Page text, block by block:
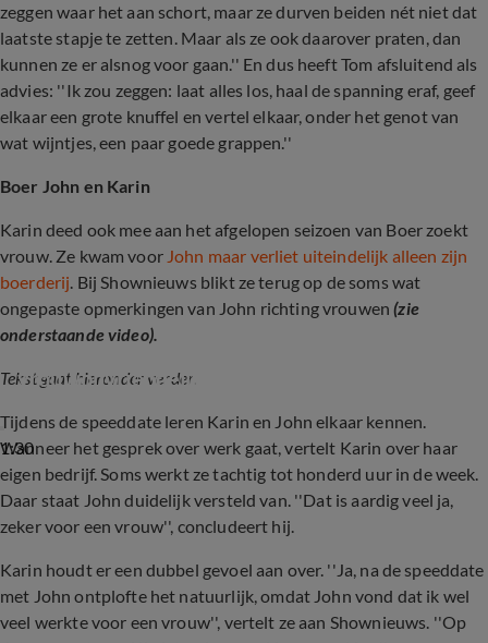
zeggen waar het aan schort, maar ze durven beiden nét niet dat
laatste stapje te zetten. Maar als ze ook daarover praten, dan
kunnen ze er alsnog voor gaan.'' En dus heeft Tom afsluitend als
advies: ''Ik zou zeggen: laat alles los, haal de spanning eraf, geef
elkaar een grote knuffel en vertel elkaar, onder het genot van
wat wijntjes, een paar goede grappen.''
Boer John en Karin
Karin deed ook mee aan het afgelopen seizoen van Boer zoekt
vrouw. Ze kwam voor John maar verliet uiteindelijk alleen zijn
boerderij. Bij Shownieuws blikt ze terug op de soms wat
ongepaste opmerkingen van John richting vrouwen(zie
onderstaande video).
Tekst gaat hieronder verder.
1:30
Boer Zoekt Vrouw Karin over
vrouwonvriendelijke opmerkingen
Tijdens de speeddate leren Karin en John elkaar kennen.
Wanneer het gesprek over werk gaat, vertelt Karin over haar
eigen bedrijf. Soms werkt ze tachtig tot honderd uur in de week.
Daar staat John duidelijk versteld van. ''Dat is aardig veel ja,
zeker voor een vrouw'', concludeert hij.
Karin houdt er een dubbel gevoel aan over. ''Ja, na de speeddate
met John ontplofte het natuurlijk, omdat John vond dat ik wel
veel werkte voor een vrouw'', vertelt ze aan Shownieuws. ''Op